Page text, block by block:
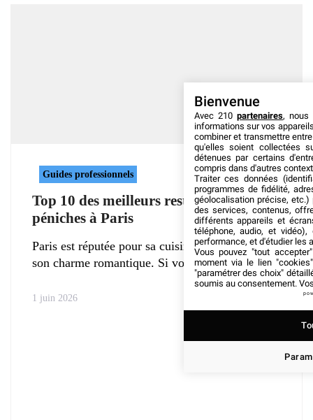
Guides professionnels
Top 10 des meilleurs restaurants
péniches à Paris
Paris est réputée pour sa cuisine délicieuse et
son charme romantique. Si vous
1 juin 2026
Bienvenue
Avec 210 partenaires, nous
informations sur vos
combiner et transmettre
qu'elles soient collectées
détenues par certains
compris dans d'autres
Traiter ces données
programmes de fidélité,
géolocalisation précise, etc.)
des services, contenus,
différents appareils et
téléphone, audio, et
performance, et d'étudier les
Vous pouvez "tout
moment via le lien
"paramétrer des choix"
soumis au consentement.